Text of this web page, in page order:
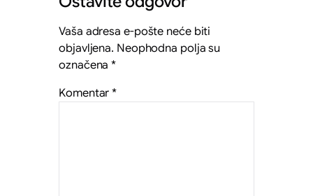
Vaša adresa e-pošte neće biti
objavljena. Neophodna polja su
označena*
Komentar*